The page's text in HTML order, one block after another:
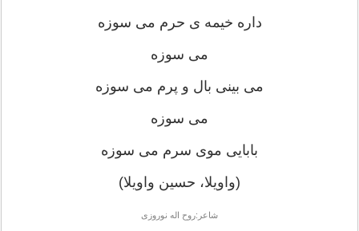
داره خیمه ی حرم می سوزه
می سوزه
می بینی بال و پرم می سوزه
می سوزه
بابایی موی سرم می سوزه
(واویلا، حسین واویلا)
شاعر:روح اله نوروزی